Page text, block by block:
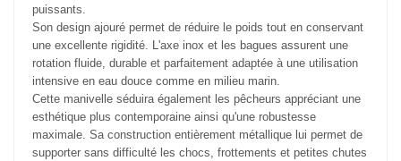
puissants.
Son design ajouré permet de réduire le poids tout en conservant
une excellente rigidité. L'axe inox et les bagues assurent une
rotation fluide, durable et parfaitement adaptée à une utilisation
intensive en eau douce comme en milieu marin.
Cette manivelle séduira également les pêcheurs appréciant une
esthétique plus contemporaine ainsi qu'une robustesse
maximale. Sa construction entièrement métallique lui permet de
supporter sans difficulté les chocs, frottements et petites chutes